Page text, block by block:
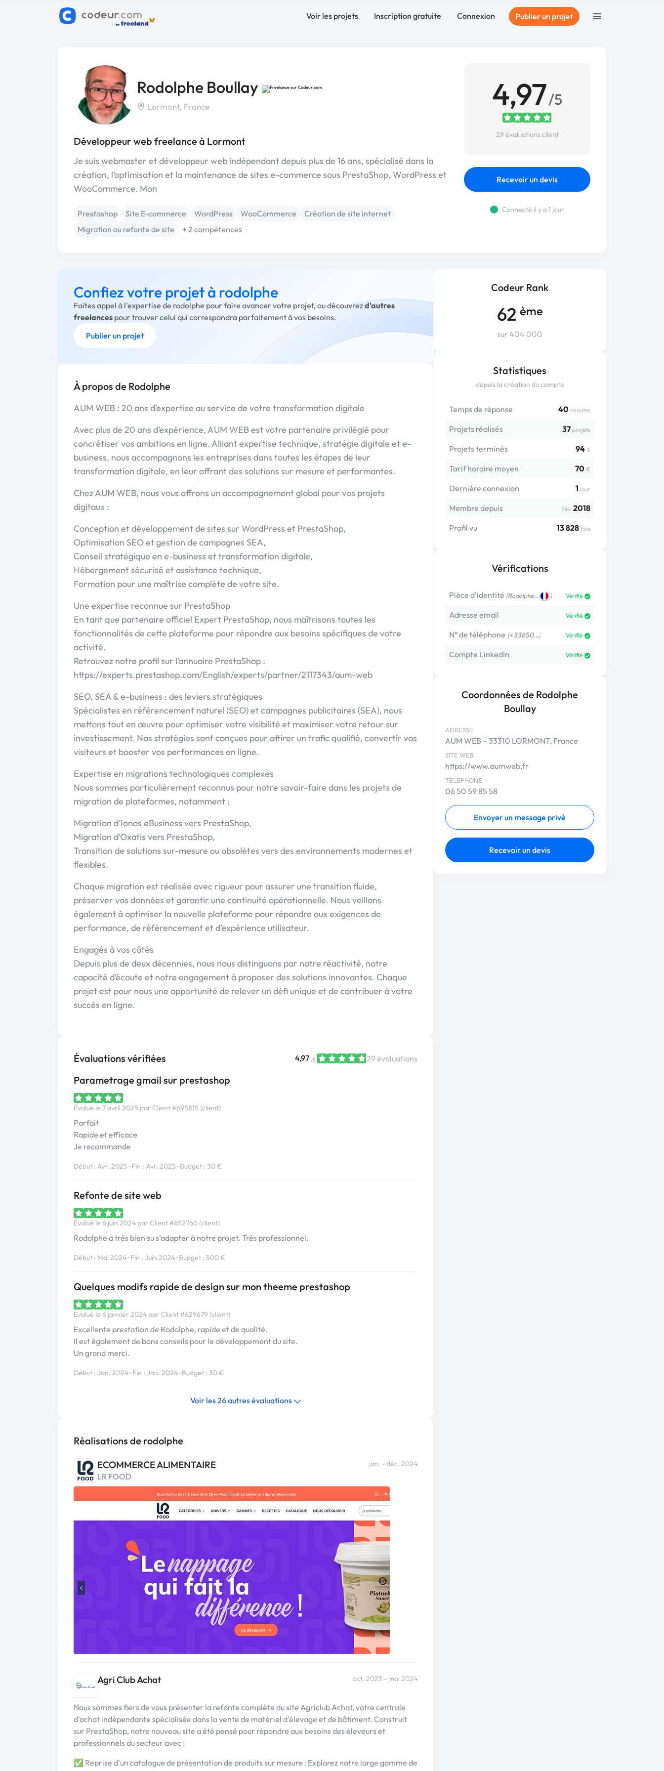
Voir les projets Inscription gratuite Connexion Publier un projet
Rodolphe Boullay
Lormont, France
Développeur web freelance à Lormont
Je suis webmaster et développeur web indépendant depuis plus de 16 ans, spécialisé dans la
création, l’optimisation et la maintenance de sites e-commerce sous PrestaShop, WordPress et
WooCommerce. Mon
Prestashop Site E-commerce WordPress WooCommerce
Création de site internet
Migration ou refonte de site
+ 2 compétences
4,97/5
29 évaluations client
Recevoir un devis
Connecté il y a 1 jour
Codeur Rank
62 ème
sur 404 000
Statistiques
depuis la création du compte
Temps de réponse 40 minutes
Projets réalisés 37 projets
Projets terminés 94 %
Tarif horaire moyen 70 €
Dernière connexion 1 jour
Membre depuis Fév. 2018
Profil vu
13 828 fois
Vérifications
Pièce d’identité (Rodolphe… ) Vérifié
Adresse email Vérifié
N° de téléphone (+33650…) Vérifié
Compte LinkedIn Vérifié
Coordonnées de Rodolphe
Boullay
ADRESSE
AUM WEB – 33310 LORMONT, France
SITE WEB
https://www.aumweb.fr
TÉLÉPHONE
06 50 59 85 58
Envoyer un message privé
Recevoir un devis
Confiez votre projet à rodolphe
Faites appel à l'expertise de rodolphe pour faire avancer votre projet, ou découvrezd'autres
freelances pour trouver celui qui correspondra parfaitement à vos besoins.
Publier un projet
À propos de Rodolphe
AUM WEB : 20 ans d’expertise au service de votre transformation digitale
Avec plus de 20 ans d’expérience, AUM WEB est votre partenaire privilégié pour
concrétiser vos ambitions en ligne. Alliant expertise technique, stratégie digitale et e-
business, nous accompagnons les entreprises dans toutes les étapes de leur
transformation digitale, en leur offrant des solutions sur mesure et performantes.
Chez AUM WEB, nous vous offrons un accompagnement global pour vos projets
digitaux :
Conception et développement de sites sur WordPress et PrestaShop,
Optimisation SEO et gestion de campagnes SEA,
Conseil stratégique en e-business et transformation digitale,
Hébergement sécurisé et assistance technique,
Formation pour une maîtrise complète de votre site.
Une expertise reconnue sur PrestaShop
En tant que partenaire officiel Expert PrestaShop, nous maîtrisons toutes les
fonctionnalités de cette plateforme pour répondre aux besoins spécifiques de votre
activité.
Retrouvez notre profil sur l’annuaire PrestaShop :
https://experts.prestashop.com/English/experts/partner/2117343/aum-web
SEO, SEA & e-business : des leviers stratégiques
Spécialistes en référencement naturel (SEO) et campagnes publicitaires (SEA), nous
mettons tout en œuvre pour optimiser votre visibilité et maximiser votre retour sur
investissement. Nos stratégies sont conçues pour attirer un trafic qualifié, convertir vos
visiteurs et booster vos performances en ligne.
Expertise en migrations technologiques complexes
Nous sommes particulièrement reconnus pour notre savoir-faire dans les projets de
migration de plateformes, notamment :
Migration d’Ionos eBusiness vers PrestaShop,
Migration d’Oxatis vers PrestaShop,
Transition de solutions sur-mesure ou obsolètes vers des environnements modernes et
flexibles.
Chaque migration est réalisée avec rigueur pour assurer une transition fluide,
préserver vos données et garantir une continuité opérationnelle. Nous veillons
également à optimiser la nouvelle plateforme pour répondre aux exigences de
performance, de référencement et d’expérience utilisateur.
Engagés à vos côtés
Depuis plus de deux décennies, nous nous distinguons par notre réactivité, notre
capacité d’écoute et notre engagement à proposer des solutions innovantes. Chaque
projet est pour nous une opportunité de relever un défi unique et de contribuer à votre
succès en ligne.
Évaluations vérifiées 4,97 /5 29 évaluations
Parametrage gmail sur prestashop
Évalué le 7 avril 2025 par Client #695815 (client)
Parfait
Rapide et efficace
Je recommande
Début : Avr. 2025•Fin : Avr. 2025•Budget : 30 €
Refonte de site web
Évalué le 6 juin 2024 par Client #652760 (client)
Rodolphe a très bien su s'adapter à notre projet. Très professionnel.
Début : Mai 2024•Fin : Juin 2024•Budget : 500 €
Quelques modifs rapide de design sur mon theeme prestashop
Évalué le 6 janvier 2024 par Client #629679 (client)
Excellente prestation de Rodolphe, rapide et de qualité.
Il est également de bons conseils pour le développement du site.
Un grand merci.
Début : Jan. 2024•Fin : Jan. 2024•Budget : 30 €
Voir les 26 autres évaluations
Réalisations de rodolphe
ECOMMERCE ALIMENTAIRE
LR FOOD
jan. - déc. 2024
Agri Club Achat oct. 2023 - mai 2024
Nous sommes fiers de vous présenter la refonte complète du site Agriclub Achat, votre centrale
d'achat indépendante spécialisée dans la vente de matériel d'élevage et de bâtiment. Construit
sur PrestaShop, notre nouveau site a été pensé pour répondre aux besoins des éleveurs et
professionnels du secteur avec :
✅ Reprise d'un catalogue de présentation de produits sur mesure : Explorez notre large gamme de